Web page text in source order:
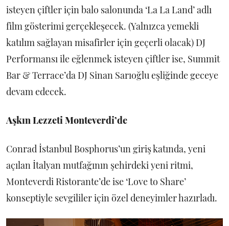
isteyen çiftler için balo salonunda ‘La La Land’ adlı
film gösterimi gerçekleşecek. (Yalnızca yemekli
katılım sağlayan misafirler için geçerli olacak) DJ
Performansı ile eğlenmek isteyen çiftler ise, Summit
Bar & Terrace’da DJ Sinan Sarıoğlu eşliğinde geceye
devam edecek.
Aşkın Lezzeti Monteverdi’de
Conrad İstanbul Bosphorus’un giriş katında, yeni
açılan İtalyan mutfağının şehirdeki yeni ritmi,
Monteverdi Ristorante’de ise ‘Love to Share’
konseptiyle sevgililer için özel deneyimler hazırladı.